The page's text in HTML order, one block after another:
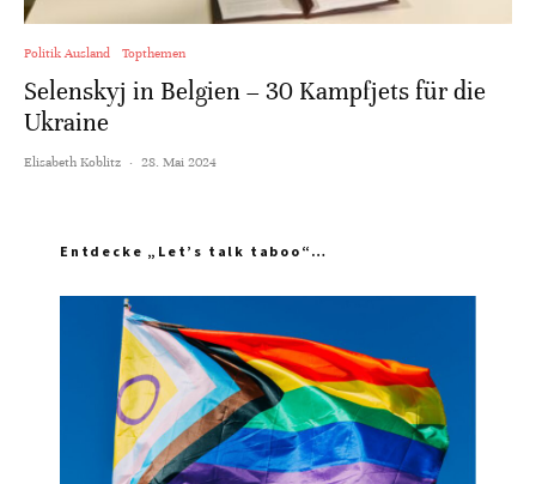
Politik Ausland Topthemen
Selenskyj in Belgien – 30 Kampfjets für die
Ukraine
Elisabeth Koblitz · 28. Mai 2024
Entdecke „Let’s talk taboo“…